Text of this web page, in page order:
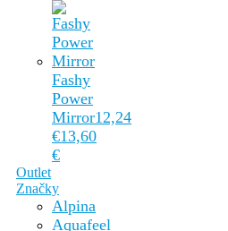
Fashy
Power
Mirror12,24
€13,60
€
Outlet
Značky
Alpina
Aquafeel